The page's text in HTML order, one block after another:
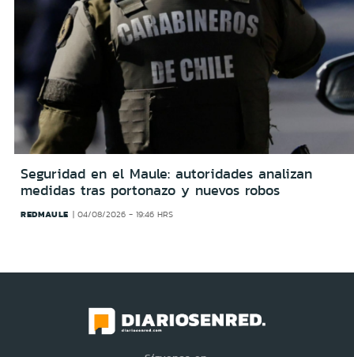
Seguridad en el Maule: autoridades analizan
medidas tras portonazo y nuevos robos
REDMAULE 04/08/2026 - 19:46 HRS